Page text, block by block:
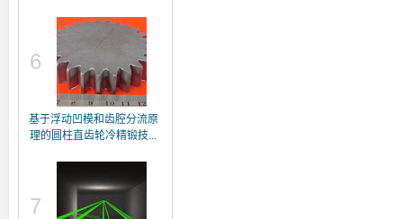
6
基于浮动凹模和齿腔分流原
理的圆柱直齿轮冷精锻技...
7